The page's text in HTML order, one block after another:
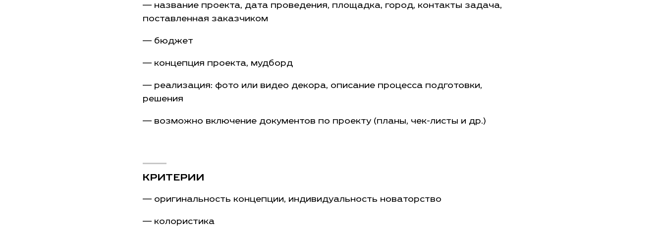
— название проекта, дата проведения, площадка, город, контакты задача,
поставленная заказчиком
— бюджет
— концепция проекта, мудборд
— реализация: фото или видео декора, описание процесса подготовки,
решения
— возможно включение документов по проекту (планы, чек-листы и др.)
КРИТЕРИИ
— оригинальность концепции, индивидуальность новаторство
— колористика